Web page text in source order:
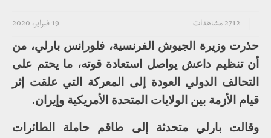
19 فبراير، 2020 2712 مشاهدات
حذرت وزيرة الجيوش الفرنسية، فلورانس بارلي، من
أن تنظيم داعش يواصل استعادة قوته، ما يحتم على
التحالف الدولي العودة إلى المعركة التي علقت إثر
قيام الأزمة بين الولايات المتحدة الأمريكية وإيران.
وقالت بارلي متحدثة إلى طاقم حاملة الطائرات